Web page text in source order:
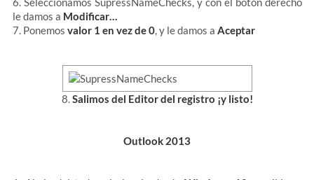
le damos a Modificar…
7. Ponemos valor 1 en vez de 0, y le damos a Aceptar
8.Salimos del Editor del registro ¡y listo!
Outlook 2013